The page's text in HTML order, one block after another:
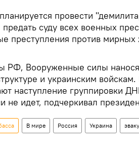
провести
суду всех военных
преступления против
РФ, Вооруженные силы
и украинским
наступление группировки
не идет, подчеркивал
В мире Россия Украина